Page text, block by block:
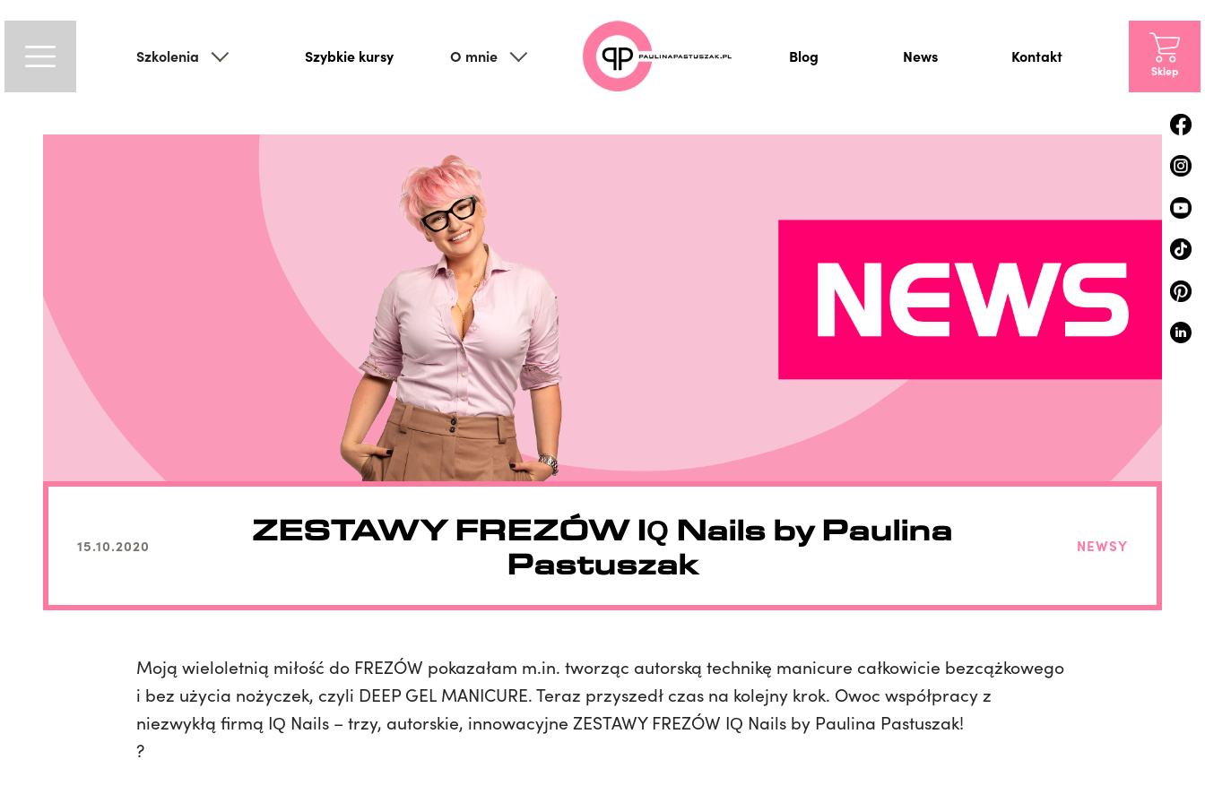
Szkolenia Szybkie kursy O mnie Blog News Kontakt
Sklep
15.10.2020 NEWSY
ZESTAWY FREZÓW IQ Nails by Paulina
Pastuszak
Moją wieloletnią miłość do FREZÓW pokazałam m.in. tworząc autorską technikę manicure całkowicie bezcążkowego
i bez użycia nożyczek, czyli DEEP GEL MANICURE. Teraz przyszedł czas na kolejny krok. Owoc współpracy z
niezwykłą firmą IQ Nails – trzy, autorskie, innowacyjne ZESTAWY FREZÓW IQ Nails by Paulina Pastuszak!
?